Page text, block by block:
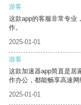
游客
这款app的客服非常专业
作。
2025-01-01
游客
这款加速器app简直是居
作办公，都能畅享高速网
2025-01-01